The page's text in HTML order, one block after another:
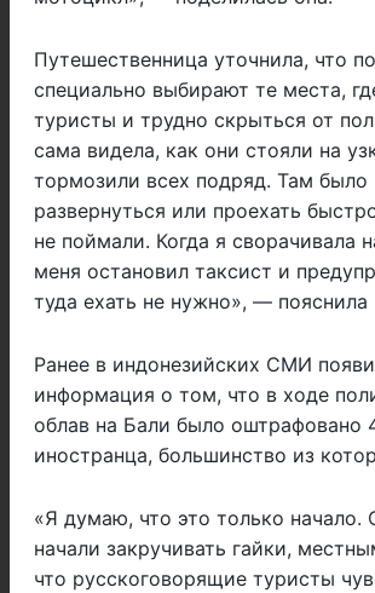
Путешественница уточнила, что
специально выбирают те места,
туристы и трудно скрыться от
сама видела, как они стояли на
тормозили всех подряд. Там
развернуться или проехать
не поймали. Когда я сворачивала
меня остановил таксист и
туда ехать не нужно», — пояснила
Ранее в индонезийских СМИ
информация о том, что в ходе
облав на Бали было оштрафовано
иностранца, большинство из
«Я думаю, что это только начало.
начали закручивать гайки,
что русскоговорящие туристы